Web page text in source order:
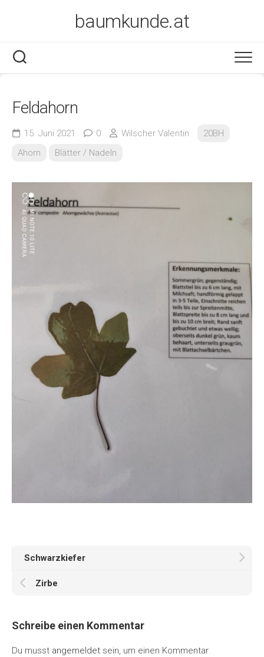
baumkunde.at
Feldahorn
15. Juni 2021 0 Wilscher Valentin
20BH
Ahorn
Blätter / Nadeln
Schwarzkiefer
Zirbe
Schreibe einen Kommentar
Du musst angemeldet sein, um einen Kommentar